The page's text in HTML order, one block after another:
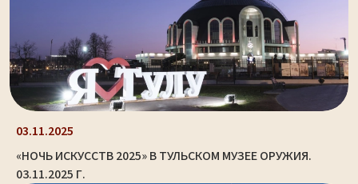
03.11.2025
«НОЧЬ ИСКУССТВ 2025» В ТУЛЬСКОМ МУЗЕЕ ОРУЖИЯ.
03.11.2025 Г.